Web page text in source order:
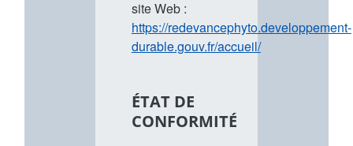
site Web :
https://redevancephyto.developpement-
durable.gouv.fr/accueil/
ÉTAT DE
CONFORMITÉ